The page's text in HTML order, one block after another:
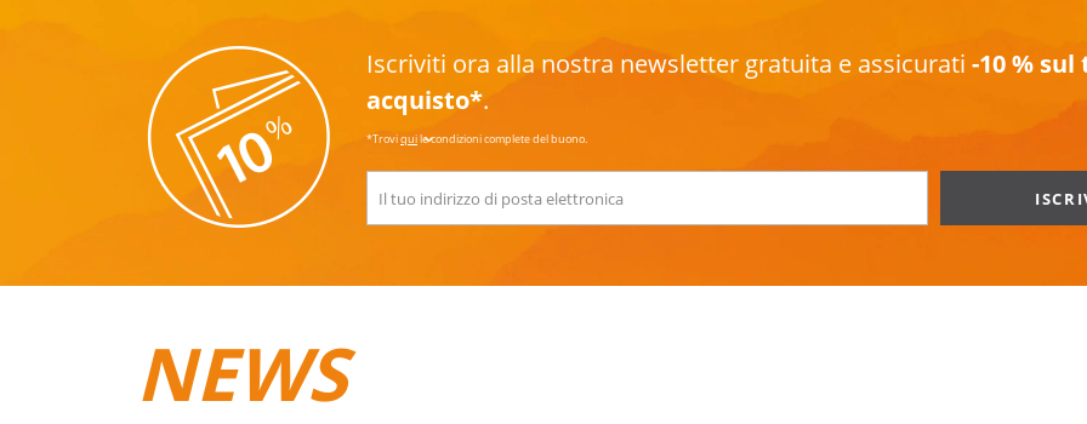
Iscriviti ora alla nostra newsletter gratuita e assicurati -10 % sul
acquisto*.
*Troviquile condizioni complete del buono.
NEWS